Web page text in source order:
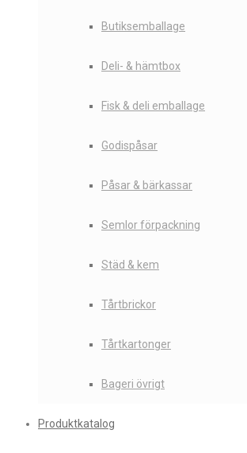
Butiksemballage
Deli- & hämtbox
Fisk & deli emballage
Godispåsar
Påsar & bärkassar
Semlor förpackning
Städ & kem
Tårtbrickor
Tårtkartonger
Bageri övrigt
Produktkatalog